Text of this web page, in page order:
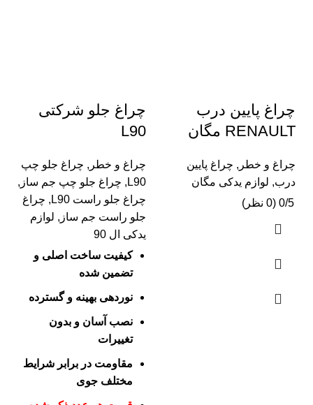
چراغ پایین درب
RENAULT مگان
چراغ و خطر , چراغ پایین
درب, لوازم یدکی مگان
0/5 (0 نظر)
چراغ جلو شرکتی
L90
چراغ و خطر , چراغ جلو چپ
L90
, چراغ جلو چپ جم ساز ,
چراغ جلو راست L90
, چراغ
جلو راست جم ساز , لوازم
یدکی ال 90
کیفیت ساخت اصلی و
تضمین شده
نوردهی بهینه و گسترده
نصب آسان و بدون
تغییرات
مقاومت در برابر شرایط
مختلف جوی